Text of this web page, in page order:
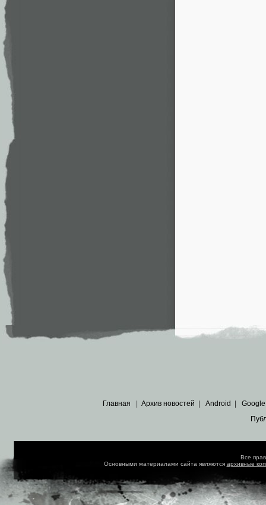
Главная Архив новостей Android Google
Все
Основными материалами сайта являются архивные